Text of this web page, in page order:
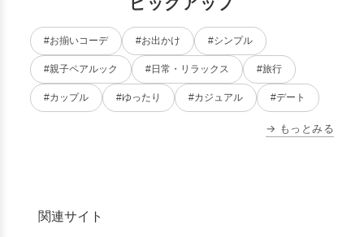
#お揃いコーデ #お出かけ #シンプル
#親子ペアルック #日常・リラックス #旅行
#カップル #ゆったり #カジュアル #デート
→ もっとみる
関連サイト